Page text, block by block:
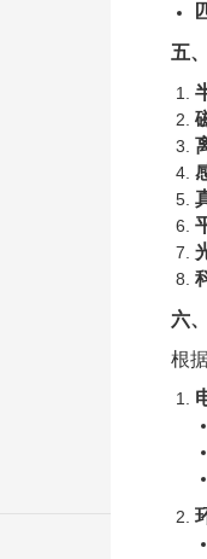
五
六
根